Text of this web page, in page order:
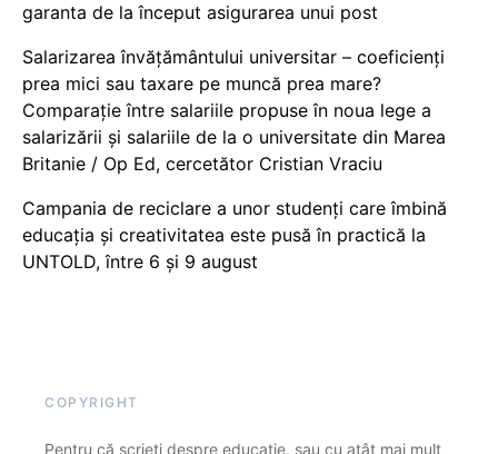
garanta de la început asigurarea unui post
Salarizarea învățământului universitar – coeficienți
prea mici sau taxare pe muncă prea mare?
Comparație între salariile propuse în noua lege a
salarizării și salariile de la o universitate din Marea
Britanie / Op Ed, cercetător Cristian Vraciu
Campania de reciclare a unor studenți care îmbină
educația și creativitatea este pusă în practică la
UNTOLD, între 6 și 9 august
COPYRIGHT
Pentru că scrieți despre educație, sau cu atât mai mult